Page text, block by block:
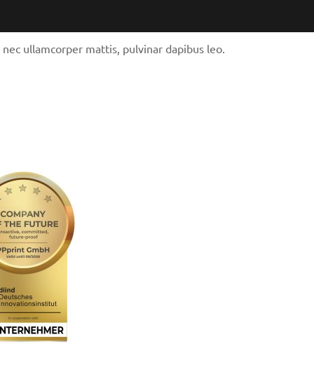
ullamcorper mattis, pulvinar dapibus leo.